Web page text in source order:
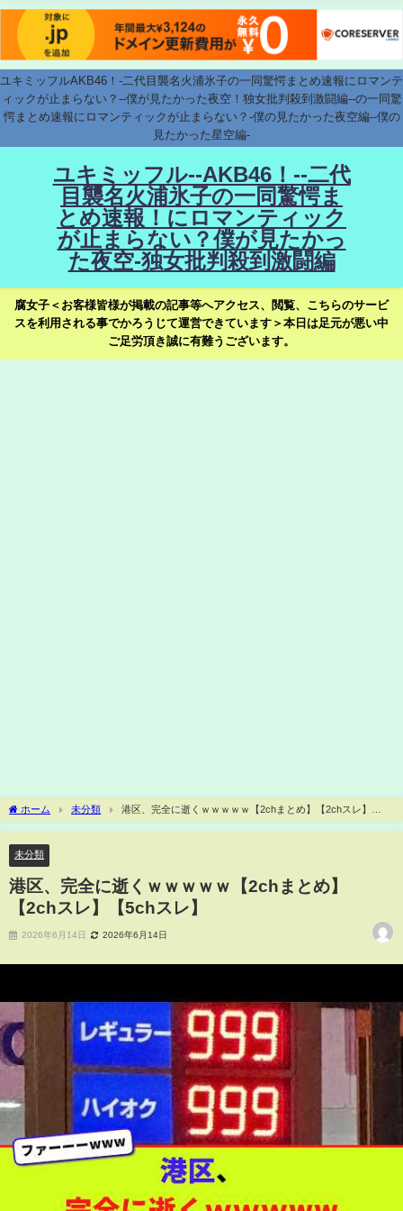
ユキミッフルAKB46！-二代目襲名火浦氷子の一同驚愕まとめ速報にロマンテ
ィックが止まらない？--僕が見たかった夜空！独女批判殺到激闘編--の一同驚
愕まとめ速報にロマンティックが止まらない？-僕の見たかった夜空編--僕の
見たかった星空編-
ユキミッフル--AKB46！--二代
目襲名火浦氷子の一同驚愕ま
とめ速報！にロマンティック
が止まらない？僕が見たかっ
た夜空-独女批判殺到激闘編
腐女子＜お客様皆様が掲載の記事等へアクセス、閲覧、こちらのサービ
スを利用される事でかろうじて運営できています＞本日は足元が悪い中
ご足労頂き誠に有難うございます。
ホーム 未分類
港区、完全に逝くｗｗｗｗｗ【2chまとめ】【2chスレ】
【5chスレ】
未分類
港区、完全に逝くｗｗｗｗｗ【2chまとめ】
【2chスレ】【5chスレ】
2026年6月14日 2026年6月14日